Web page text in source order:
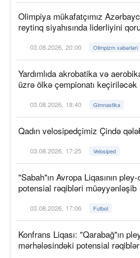
Olimpiya mükafatçımız
reytinq siyahısında liderliyini
03.08.2026, 20:00 Olimpizm xəbərləri
Yardımlıda akrobatika və
üzrə ölkə çempionatı keçiriləcək
03.08.2026, 18:40 Gimnastika
Qadın velosipedçimiz Çində
03.08.2026, 17:25 Velosiped
"Sabah"ın Avropa Liqasının
potensial rəqibləri müəyyənləşib
03.08.2026, 17:06 Futbol
Konfrans Liqası: "Qarabağ"ın
mərhələsindəki potensial